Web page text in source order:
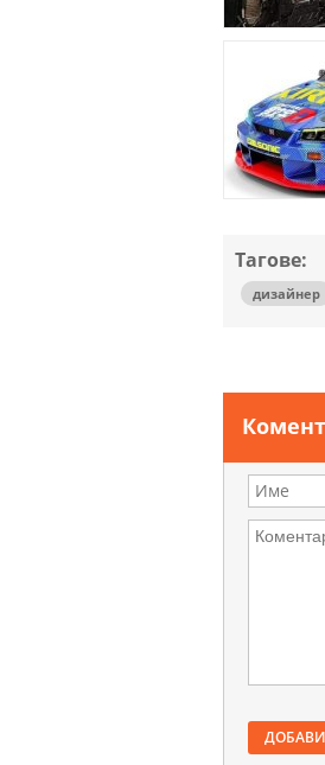
Тагове:
дизайнер
ДОБАВИ